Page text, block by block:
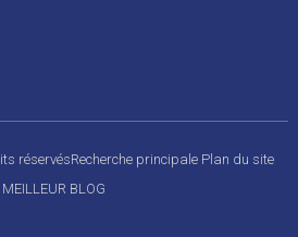
réservésRecherche principale Plan du site
MEILLEUR BLOG